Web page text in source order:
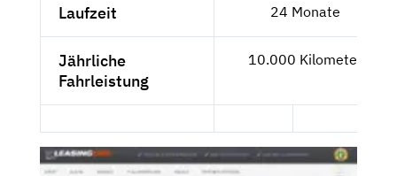
Laufzeit 24 Monate
Jährliche
Fahrleistung
10.000 Kilometer